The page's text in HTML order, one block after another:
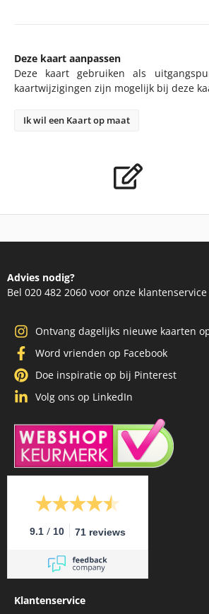
Deze kaart aanpassen
Deze kaart gebruiken als
kaartwijzigingen zijn mogelijk bij deze
Ik wil een Kaart op maat
Advies nodig?
Bel 020 482 2060 voor onze klantenservice
Ontvang dagelijks nieuwe kaarten
Word vrienden op Facebook
Doe inspiratie op bij Pinterest
Volg ons op LinkedIn
9.1 / 10 71 reviews
Klantenservice